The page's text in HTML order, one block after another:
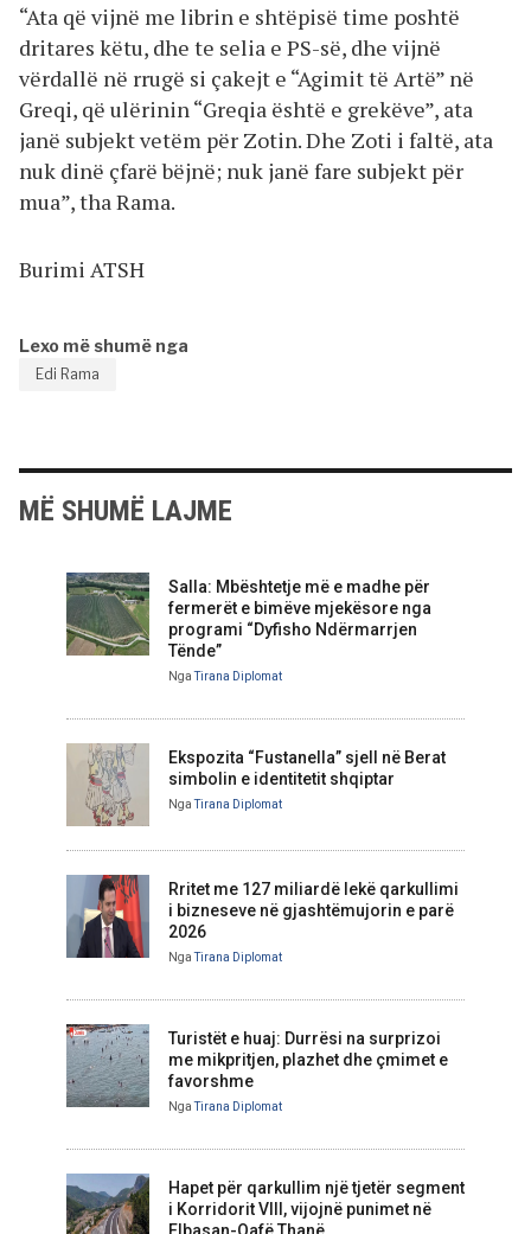
“Ata që vijnë me librin e shtëpisë time poshtë
dritares këtu, dhe te selia e PS-së, dhe vijnë
vërdallë në rrugë si çakejt e “Agimit të Artë” në
Greqi, që ulërinin “Greqia është e grekëve”, ata
janë subjekt vetëm për Zotin. Dhe Zoti i faltë, ata
nuk dinë çfarë bëjnë; nuk janë fare subjekt për
mua”, tha Rama.
Burimi ATSH
Lexo më shumë nga
Edi Rama
MË SHUMË LAJME
Salla: Mbështetje më e madhe për
fermerët e bimëve mjekësore nga
programi “Dyfisho Ndërmarrjen
Tënde”
NgaTirana Diplomat
Ekspozita “Fustanella” sjell në Berat
simbolin e identitetit shqiptar
NgaTirana Diplomat
Rritet me 127 miliardë lekë qarkullimi
i bizneseve në gjashtëmujorin e parë
2026
NgaTirana Diplomat
Turistët e huaj: Durrësi na surprizoi
me mikpritjen, plazhet dhe çmimet e
favorshme
NgaTirana Diplomat
Hapet për qarkullim një tjetër segment
i Korridorit VIII, vijojnë punimet në
Elbasan-Qafë Thanë